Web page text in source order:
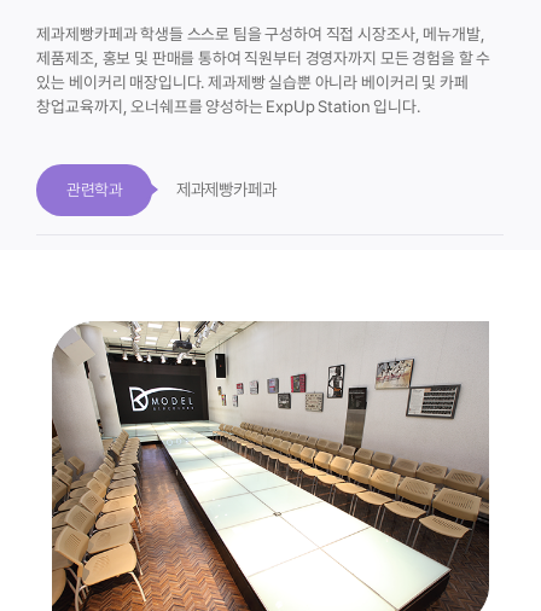
제과제빵카페과 학생들 스스로 팀을 구성하여 직접 시장조사, 메뉴개발,
제품제조, 홍보 및 판매를 통하여 직원부터 경영자까지 모든 경험을 할 수
있는 베이커리 매장입니다. 제과제빵 실습뿐 아니라 베이커리 및 카페
창업교육까지, 오너쉐프를 양성하는 ExpUp Station 입니다.
관련학과 제과제빵카페과